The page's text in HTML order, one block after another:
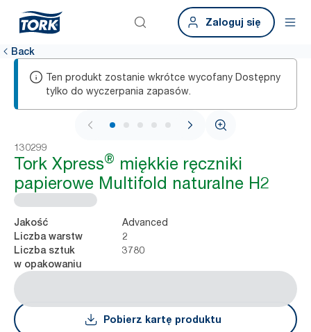
Zaloguj się
Back
Ten produkt zostanie wkrótce wycofany Dostępny
tylko do wyczerpania zapasów.
1 / 7
130299
Tork Xpress® miękkie ręczniki
papierowe Multifold naturalne H2
Jakość Advanced
Liczba warstw 2
Liczba sztuk
w opakowaniu
3780
Pobierz kartę produktu